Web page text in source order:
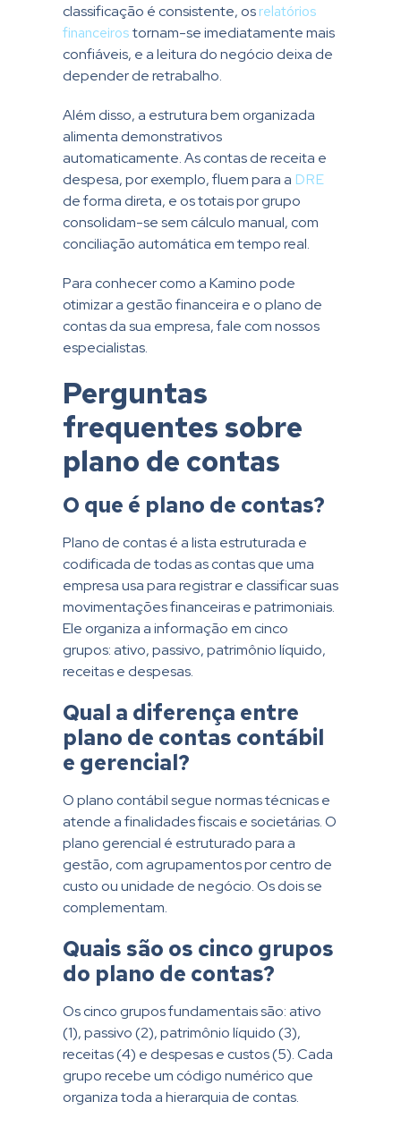
classificação é consistente, osrelatórios
financeirostornam-se imediatamente mais
confiáveis, e a leitura do negócio deixa de
depender de retrabalho.
Além disso, a estrutura bem organizada
alimenta demonstrativos
automaticamente. As contas de receita e
despesa, por exemplo, fluem para a DRE
de forma direta, e os totais por grupo
consolidam-se sem cálculo manual, com
conciliação automática em tempo real.
Para conhecer como a Kamino pode
otimizar a gestão financeira e o plano de
contas da sua empresa, fale com nossos
especialistas.
Perguntas
frequentes sobre
plano de contas
O que é plano de contas?
Plano de contas é a lista estruturada e
codificada de todas as contas que uma
empresa usa para registrar e classificar suas
movimentações financeiras e patrimoniais.
Ele organiza a informação em cinco
grupos: ativo, passivo, patrimônio líquido,
receitas e despesas.
Qual a diferença entre
plano de contas contábil
e gerencial?
O plano contábil segue normas técnicas e
atende a finalidades fiscais e societárias. O
plano gerencial é estruturado para a
gestão, com agrupamentos por centro de
custo ou unidade de negócio. Os dois se
complementam.
Quais são os cinco grupos
do plano de contas?
Os cinco grupos fundamentais são: ativo
(1), passivo (2), patrimônio líquido (3),
receitas (4) e despesas e custos (5). Cada
grupo recebe um código numérico que
organiza toda a hierarquia de contas.